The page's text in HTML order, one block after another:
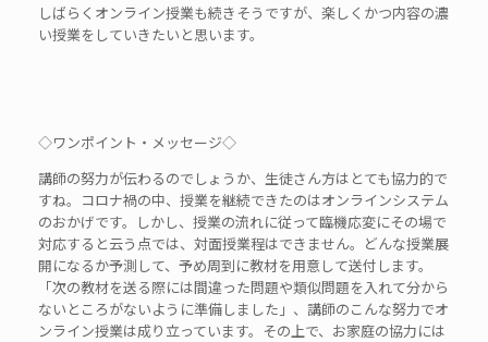
しばらくオンライン授業も続きそうですが、楽しくかつ内容の濃
い授業をしていきたいと思います。
◇ワンポイント・メッセージ◇
講師の努力が伝わるのでしょうか、生徒さん方はとても協力的で
すね。コロナ禍の中、授業を継続できたのはオンラインシステム
のおかげです。しかし、授業の流れに従って臨機応変にその場で
対応すると云う点では、対面授業程はできません。どんな授業展
開になるか予測して、予め周到に教材を用意して送付します。
「次の教材を送る際には間違った問題や類似問題を入れて分から
ないところがないように準備しました」、講師のこんな努力でオ
ンライン授業は成り立っています。その上で、お家庭の協力には